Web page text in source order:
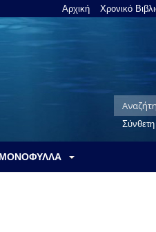
Αρχική Χρονικό